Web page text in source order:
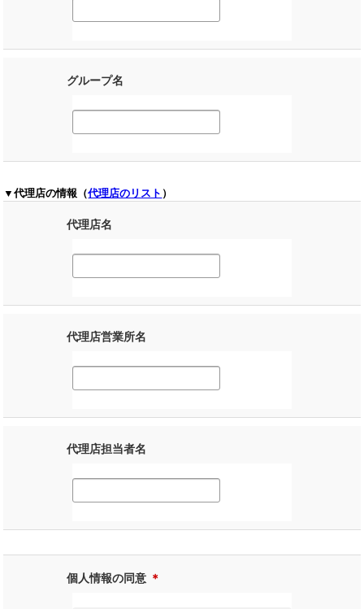
グループ名
▼代理店の情報（代理店のリスト ）
代理店名
代理店営業所名
代理店担当者名
個人情報の同意 ＊